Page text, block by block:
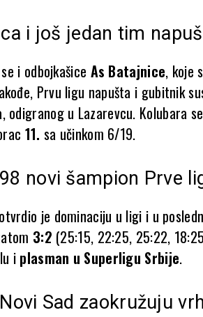
i još jedan tim
i odbojkašice As Batajnice, koje
Prvu ligu napušta i gubitnik
, odigranog u Lazarevcu. Kolubara
11. sa učinkom 6/19.
novi šampion Prve
je dominaciju u ligi i u
3:2 (25:15, 22:25, 25:22,
i plasman u Superligu Srbije.
Sad zaokružuju